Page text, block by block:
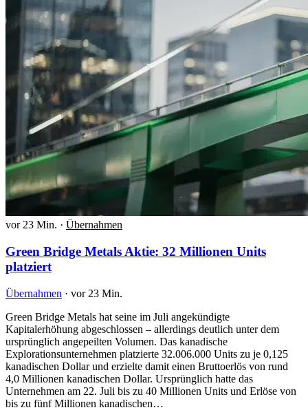
vor 23 Min. · Übernahmen
Green Bridge Metals Aktie: 32 Millionen Units
platziert
Übernahmen · vor 23 Min.
Green Bridge Metals hat seine im Juli angekündigte
Kapitalerhöhung abgeschlossen – allerdings deutlich unter dem
ursprünglich angepeilten Volumen. Das kanadische
Explorationsunternehmen platzierte 32.006.000 Units zu je 0,125
kanadischen Dollar und erzielte damit einen Bruttoerlös von rund
4,0 Millionen kanadischen Dollar. Ursprünglich hatte das
Unternehmen am 22. Juli bis zu 40 Millionen Units und Erlöse von
bis zu fünf Millionen kanadischen…